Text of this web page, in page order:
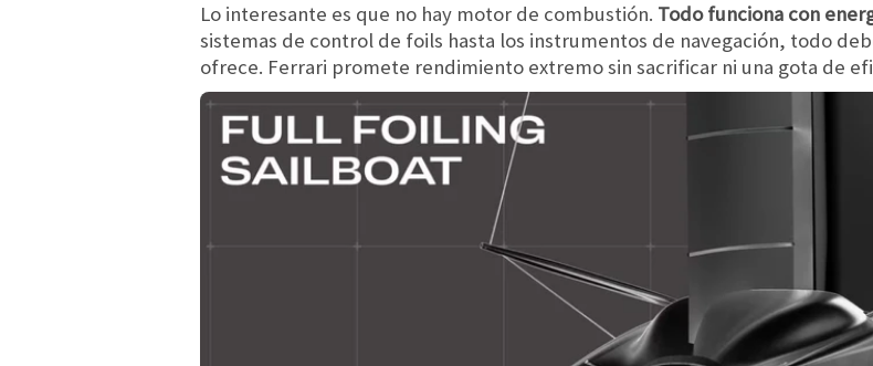
Lo interesante es que no hay motor de combustión. Todo funciona con
sistemas de control de foils hasta los instrumentos de navegación, todo
ofrece. Ferrari promete rendimiento extremo sin sacrificar ni una gota de